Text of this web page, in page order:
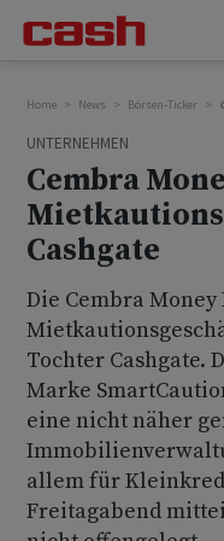
Home News Börsen-Ticker
UNTERNEHMEN
Cembra
Cashgate
Die Cembra
Tochter Cashgate.
Marke
eine nicht näher
allem für
Freitagabend